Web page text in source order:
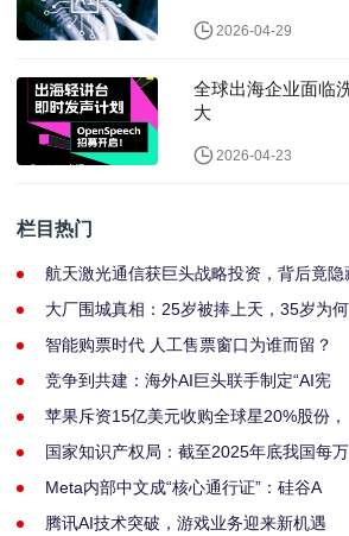
2026-04-29
全球出海企业面临
大
2026-04-23
栏目热门
航天激光通信获巨头战略投资，背后竟隐
大厂围城真相：25岁被捧上天，35岁为何
智能购票时代 人工售票窗口为谁而留？
竞争到共建：海外AI巨头联手制定“AI宪
苹果斥资15亿美元收购全球星20%股份，
国家知识产权局：截至2025年底我国每万
Meta内部中文成“核心通行证”：硅谷A
腾讯AI技术突破，游戏业务迎来新机遇